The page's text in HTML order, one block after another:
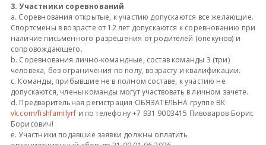
3. Участники соревнований
a. Соревнования открытые, к участию допускаются все желающие.
Спортсмены в возрасте от 12 лет допускаются к соревнованию при
наличие письменного разрешения от родителей (опекунов) и
сопровождающего.
b. Соревнования лично-командные, состав команды 3 (три)
человека, без ограничения по полу, возрасту и квалификации.
c. Команды, прибывшие не в полном составе, к участию не
допускаются, члены команды могут участвовать в личном зачете.
d. Предварительная регистрация ОБЯЗАТЕЛЬНА группе ВК
vk.com/fishfamilyrf и по телефону +7 931 9003415 Пивоваров Борис
Борисович!
e. Участники подавшие заявки должны оплатить